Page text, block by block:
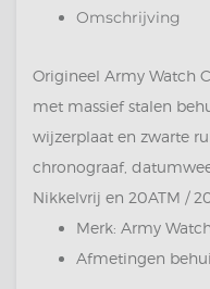
Omschrijving
Origineel Army Watch
met massief stalen
wijzerplaat en zwarte
chronograaf,
Nikkelvrij en 20ATM /
Merk: Army
Afmetingen